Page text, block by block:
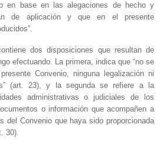
en base en las alegaciones de hecho y
de aplicación y que en el presente
dos disposiciones que resultan de
efectuando. La primera, indica que “no se
Convenio, ninguna legalización ni
(art. 23), y la segunda se refiere a la
administrativas o judiciales de los
o información que acompañen a
del Convenio que haya sido proporcionada
30).